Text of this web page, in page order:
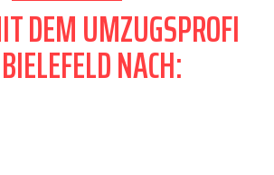
DEM UMZUGSPROFI
NACH: